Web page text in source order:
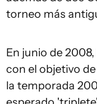
torneo más
En junio de 2008,
con el objetivo
la temporada